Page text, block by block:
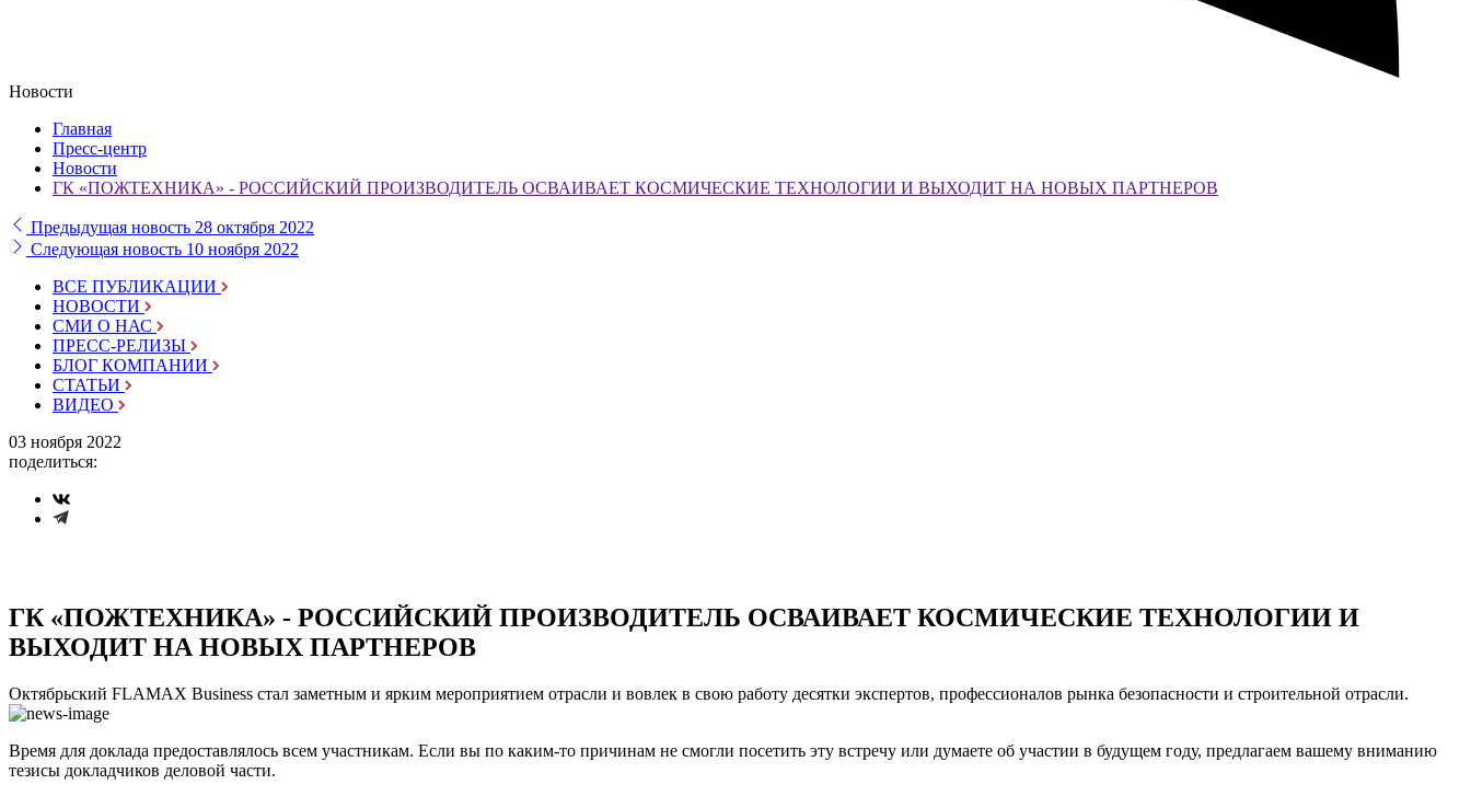
Новости
Главная
Пресс-центр
Новости
ГК «ПОЖТЕХНИКА» - РОССИЙСКИЙ ПРОИЗВОДИТЕЛЬ ОСВАИВАЕТ КОСМИЧЕСКИЕ ТЕХНОЛОГИИ И ВЫХОДИТ НА НОВЫХ ПАРТНЕРОВ
Предыдущая новость 28 октября 2022
Следующая новость 10 ноября 2022
ВСЕ ПУБЛИКАЦИИ
НОВОСТИ
СМИ О НАС
ПРЕСС-РЕЛИЗЫ
БЛОГ КОМПАНИИ
СТАТЬИ
ВИДЕО
03 ноября 2022
поделиться:
ГК «ПОЖТЕХНИКА» - РОССИЙСКИЙ ПРОИЗВОДИТЕЛЬ ОСВАИВАЕТ КОСМИЧЕСКИЕ ТЕХНОЛОГИИ И
ВЫХОДИТ НА НОВЫХ ПАРТНЕРОВ
Октябрьский FLAMAX Business стал заметным и ярким мероприятием отрасли и вовлек в свою работу десятки экспертов, профессионалов рынка безопасности и строительной отрасли.
Время для доклада предоставлялось всем участникам. Если вы по каким-то причинам не смогли посетить эту встречу или думаете об участии в будущем году, предлагаем вашему вниманию
тезисы докладчиков деловой части.